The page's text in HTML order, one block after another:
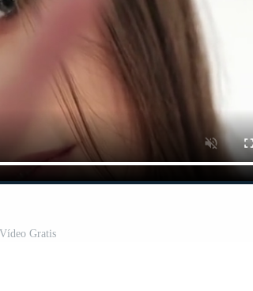
Gratis